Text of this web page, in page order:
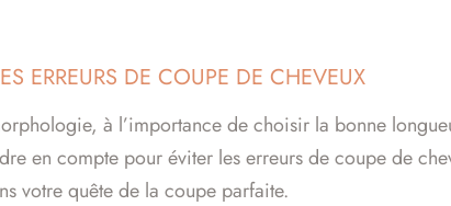
ERREURS DE COUPE DE CHEVEUX
à l’importance de choisir la bonne
en compte pour éviter les erreurs de coupe de
votre quête de la coupe parfaite.